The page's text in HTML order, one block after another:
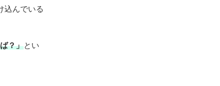
込んでいる
？」とい